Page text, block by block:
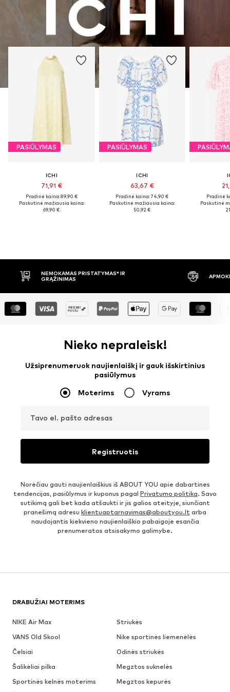
PASIŪLYMAS
ICHI
71,91 €
Pradinė kaina: 89,90 €
Paskutinė mažiausia kaina:
69,90 €
PASIŪLYMAS
ICHI
63,67 €
Pradinė kaina: 74,90 €
Paskutinė mažiausia kaina:
50,92 €
Pradinė
Paskutinė
APMOKĖJIMAS PRISTAČIUS
Nieko nepraleisk!
Užsiprenumeruok naujienlaiškį ir gauk išskirtinius
pasiūlymus
Moterims Vyrams
Tavo el. pašto adresas
Registruotis
Norėčiau gauti naujienlaiškius iš ABOUT YOU apie dabartines
tendencijas, pasiūlymus ir kuponus pagal Privatumo politika. Savo
sutikimą gali bet kada atšaukti ir jis galios ateityje, siunčiant
pranešimą adresu klientuaptarnavimas@aboutyou.lt arba
naudojantis kiekvieno naujienlaiškio pabaigoje esančia
prenumeratos atsisakymo galimybe.
DRABUŽIAI MOTERIMS
NIKE Air Max
Striukės
VANS Old Skool
Nike sportinės liemenėlės
Čelsiai
Odinės striukės
Šalikėliai pilka
Megztos suknelės
Sportinės kelnės moterims
Megztos kepurės